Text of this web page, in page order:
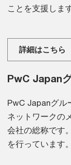
ことを支援します
詳細はこちら
PwC Japan
PwC Japanグル
ネットワークの
会社の総称です
を行っています。